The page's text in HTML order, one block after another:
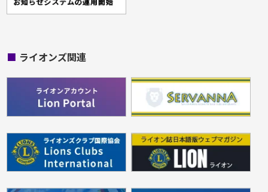
■ ライオンズ関連